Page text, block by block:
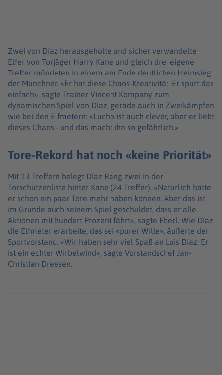
Zwei von Díaz herausgeholte und sicher verwandelte
Elfer von Torjäger Harry Kane und gleich drei eigene
Treffer mündeten in einem am Ende deutlichen Heimsieg
der Münchner. «Er hat diese Chaos-Kreativität. Er spürt das
einfach», sagte Trainer Vincent Kompany zum
dynamischen Spiel von Díaz, gerade auch in Zweikämpfen
wie bei den Elfmetern: «Lucho ist auch clever, aber er liebt
dieses Chaos - und das macht ihn so gefährlich.»
Tore-Rekord hat noch «keine Priorität»
Mit 13 Treffern belegt Díaz Rang zwei in der
Torschützenliste hinter Kane (24 Treffer). «Natürlich hätte
er schon ein paar Tore mehr haben können. Aber das ist
im Grunde auch seinem Spiel geschuldet, dass er alle
Aktionen mit hundert Prozent fährt», sagte Eberl. Wie Díaz
die Elfmeter erarbeite, das sei «purer Wille», äußerte der
Sportvorstand. «Wir haben sehr viel Spaß an Luis Díaz. Er
ist ein echter Wirbelwind», sagte Vorstandschef Jan-
Christian Dreesen.